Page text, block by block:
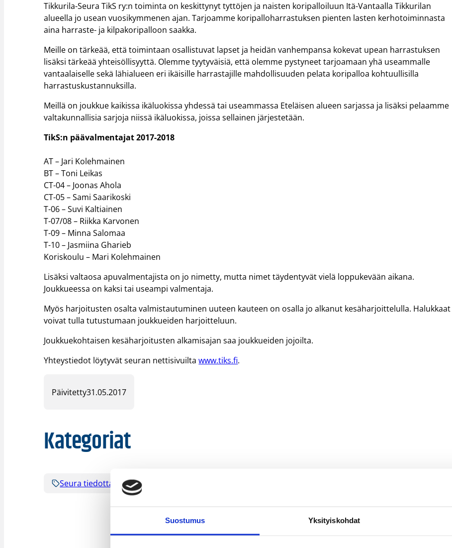
Suostumus Yksityiskohdat
Tikkurila-Seura TikS ry:n toiminta on keskittynyt tyttöjen ja naisten koripalloiluun Itä-Vantaalla Tikkurilan
alueella jo usean vuosikymmenen ajan. Tarjoamme koripalloharrastuksen pienten lasten kerhotoiminnasta
aina harraste- ja kilpakoripalloon saakka.
Meille on tärkeää, että toimintaan osallistuvat lapset ja heidän vanhempansa kokevat upean harrastuksen
lisäksi tärkeää yhteisöllisyyttä. Olemme tyytyväisiä, että olemme pystyneet tarjoamaan yhä useammalle
vantaalaiselle sekä lähialueen eri ikäisille harrastajille mahdollisuuden pelata koripalloa kohtuullisilla
harrastuskustannuksilla.
Meillä on joukkue kaikissa ikäluokissa yhdessä tai useammassa Eteläisen alueen sarjassa ja lisäksi pelaamme
valtakunnallisia sarjoja niissä ikäluokissa, joissa sellainen järjestetään.
TikS:n päävalmentajat 2017-2018
AT – Jari Kolehmainen
BT – Toni Leikas
CT-04 – Joonas Ahola
CT-05 – Sami Saarikoski
T-06 – Suvi Kaltiainen
T-07/08 – Riikka Karvonen
T-09 – Minna Salomaa
T-10 – Jasmiina Gharieb
Koriskoulu – Mari Kolehmainen
Lisäksi valtaosa apuvalmentajista on jo nimetty, mutta nimet täydentyvät vielä loppukevään aikana.
Joukkueessa on kaksi tai useampi valmentaja.
Myös harjoitusten osalta valmistautuminen uuteen kauteen on osalla jo alkanut kesäharjoittelulla. Halukkaat
voivat tulla tutustumaan joukkueiden harjoitteluun.
Joukkuekohtaisen kesäharjoitusten alkamisajan saa joukkueiden jojoilta.
Yhteystiedot löytyvät seuran nettisivuiltawww.tiks.fi.
Päivitetty31.05.2017
Kategoriat
Seura tiedottaa